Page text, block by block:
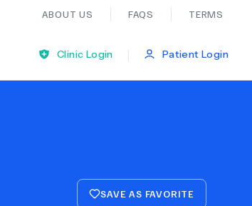
ABOUT US FAQS TERMS
Ear Nose And Throat
Clinic Login
| Patient Login
SAVE AS FAVORITE